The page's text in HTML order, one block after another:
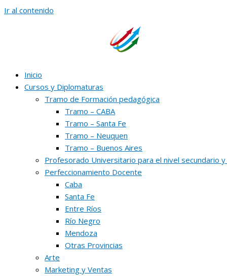
Ir al contenido
Inicio
Cursos y Diplomaturas
Tramo de Formación pedagógica
Tramo – CABA
Tramo – Santa Fe
Tramo – Neuquen
Tramo – Buenos Aires
Profesorado Universitario para el nivel secundario
Perfeccionamiento Docente
Caba
Santa Fe
Entre Ríos
Río Negro
Mendoza
Otras Provincias
Arte
Marketing y Ventas